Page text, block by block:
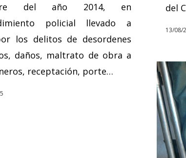
del
13/08/
del año 2014, en
policial llevado a
los delitos de desordenes
daños, maltrato de obra a
receptación, porte…